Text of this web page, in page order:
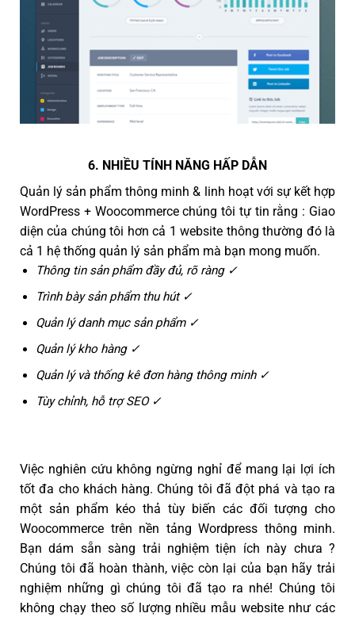
6. NHIỀU TÍNH NĂNG HẤP DẪN
Quản lý sản phẩm thông minh & linh hoạt với sự kết hợp
WordPress + Woocommerce chúng tôi tự tin rằng : Giao
diện của chúng tôi hơn cả 1 website thông thường đó là
cả 1 hệ thống quản lý sản phẩm mà bạn mong muốn.
Thông tin sản phẩm đầy đủ, rõ ràng ✓
Trình bày sản phẩm thu hút ✓
Quản lý danh mục sản phẩm ✓
Quản lý kho hàng ✓
Quản lý và thống kê đơn hàng thông minh ✓
Tùy chỉnh, hỗ trợ SEO ✓
Việc nghiên cứu không ngừng nghỉ để mang lại lợi ích
tốt đa cho khách hàng. Chúng tôi đã đột phá và tạo ra
một sản phẩm kéo thả tùy biến các đối tượng cho
Woocommerce trên nền tảng Wordpress thông minh.
Bạn dám sẵn sàng trải nghiệm tiện ích này chưa ?
Chúng tôi đã hoàn thành, việc còn lại của bạn hãy trải
nghiệm những gì chúng tôi đã tạo ra nhé! Chúng tôi
không chạy theo số lượng nhiều mẫu website như các